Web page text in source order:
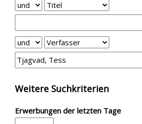
Weitere Suchkriterien
Erwerbungen der letzten Tage